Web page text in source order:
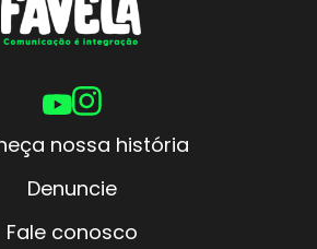
nossa história
Denuncie
Fale conosco